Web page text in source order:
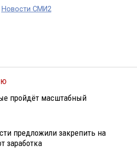
Новости СМИ2
пройдёт масштабный
предложили закрепить на
заработка